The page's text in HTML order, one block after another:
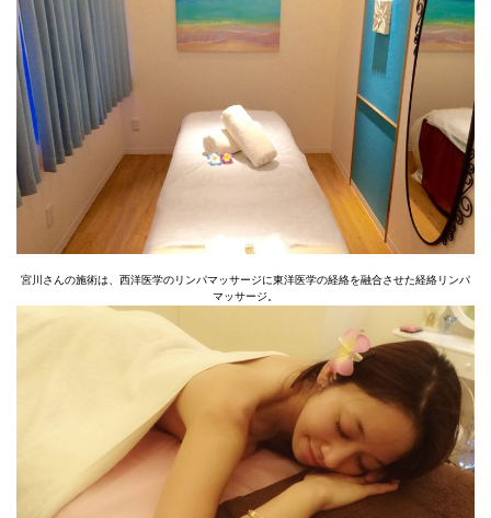
宮川さんの施術は、西洋医学のリンパマッサージに東洋医学の経絡を融合させた経絡リンパ
マッサージ。